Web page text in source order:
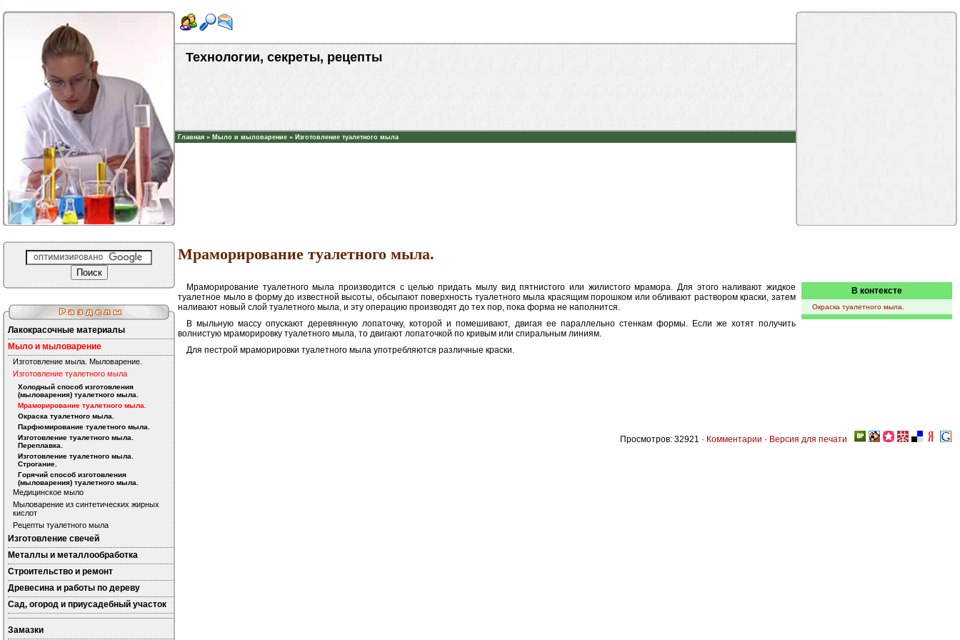
Технологии, секреты, рецепты
Главная » Мыло и мыловарение » Изготовление туалетного мыла
Лакокрасочные материалы
Мыло и мыловарение
Изготовление мыла. Мыловарение.
Изготовление туалетного мыла
Холодный способ изготовления
(мыловарения) туалетного мыла.
Мраморирование туалетного мыла.
Окраска туалетного мыла.
Парфюмирование туалетного мыла.
Изготовление туалетного мыла.
Переплавка.
Изготовление туалетного мыла.
Строгание.
Горячий способ изготовления
(мыловарения) туалетного мыла.
Медицинское мыло
Мыловарение из синтетических жирных
кислот
Рецепты туалетного мыла
Изготовление свечей
Металлы и металлообработка
Строительство и ремонт
Древесина и работы по дереву
Сад, огород и приусадебный участок
Замазки
Мраморирование туалетного мыла.
В контексте
Окраска туалетного мыла.
Мраморирование туалетного мыла производится с целью придать мылу вид пятнистого или жилистого мрамора. Для этого наливают жидкое
туалетное мыло в форму до известной высоты, обсыпают поверхность туалетного мыла красящим порошком или обливают раствором краски, затем
наливают новый слой туалетного мыла, и эту операцию производят до тех пор, пока форма не наполнится.
В мыльную массу опускают деревянную лопаточку, которой и помешивают, двигая ее параллельно стенкам формы. Если же хотят получить
волнистую мраморировку туалетного мыла, то двигают лопаточкой по кривым или спиральным линиям.
Для пестрой мраморировки туалетного мыла употребляются различные краски.
Просмотров: 32921 · Комментарии · Версия для печати